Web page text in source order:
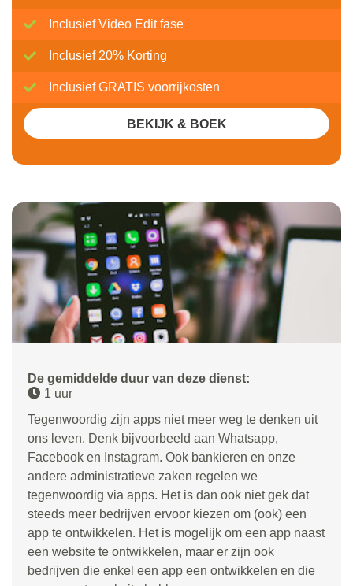
De gemiddelde duur van deze dienst:
1 uur
Tegenwoordig zijn apps niet meer weg te denken uit
ons leven. Denk bijvoorbeeld aan Whatsapp,
Facebook en Instagram. Ook bankieren en onze
andere administratieve zaken regelen we
tegenwoordig via apps. Het is dan ook niet gek dat
steeds meer bedrijven ervoor kiezen om (ook) een
app te ontwikkelen. Het is mogelijk om een app naast
een website te ontwikkelen, maar er zijn ook
bedrijven die enkel een app een ontwikkelen en die
Inclusief Video Edit fase
Inclusief 20% Korting
Inclusief GRATIS voorrijkosten
BEKIJK & BOEK